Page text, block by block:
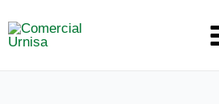
al